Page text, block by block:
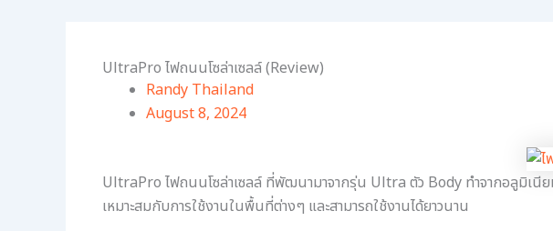
UltraPro ไฟถนนโซล่าเซลล์ (Review)
Randy Thailand
August 8, 2024
UltraPro ไฟถนนโซล่าเซลล์ ที่พัฒนามาจากรุ่น Ultra ตัว Body ทำจากอลูมิเ
เหมาะสมกับการใช้งานในพื้นที่ต่างๆ และสามารถใช้งานได้ยาวนาน